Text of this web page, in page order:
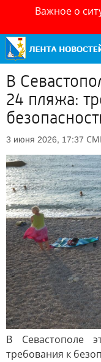
Важное о
В
24 пляжа:
3 июня 2026, 17:37
В Севастополе
требования к